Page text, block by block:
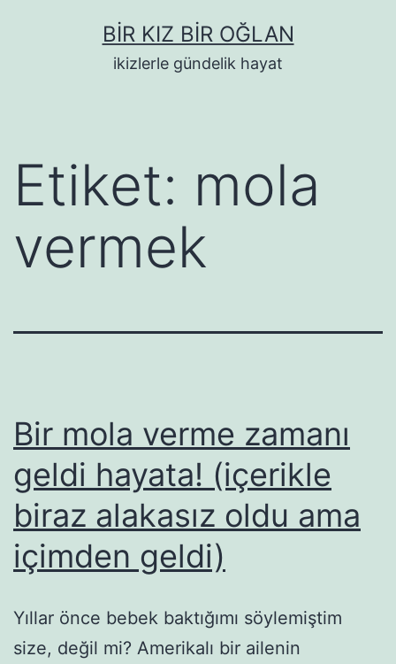
BIR KIZ BIR OĞLAN
ikizlerle gündelik hayat
Etiket: mola
vermek
Bir mola verme zamanı
geldi hayata! (içerikle
biraz alakasız oldu ama
içimden geldi)
Yıllar önce bebek baktığımı söylemiştim
size, değil mi? Amerikalı bir ailenin